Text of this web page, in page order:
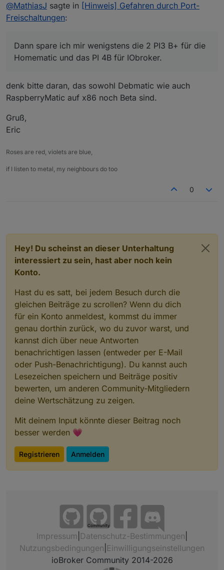
absichern.
Nun habe ich aber pfsense gefunden, den man
als Router aber auch als mächtige Firewall
Erfreulicher weise habe ich mir einen
smartmanaged Switch gekauft.
da ich mir alles im Format rack 19" zugelegt
Ich muß mir nur noch einen leeren 19" Einschub
zulegen, vllt paßt da auch noch IObroker und die
verantwortlich, öffnen Ports und setzen keine
Paßwörter.
Dann wundert man sich, wenn ein Miesling das
Edit:
Der leere Einschub hat sich erledigt.
Bin gerade dabei, alles auf Proxmox umzustellen.
Umstellung auf VLAN und DMZ via OPNsense bleib
jedoch bestehen.
@MathiasJ sagte in [Hinweis] Gefahren durch Port-
Freischaltungen:
Dann spare ich mir wenigstens die 2 PI3 B+ für die
Homematic und das PI 4B für IObroker.
denk bitte daran, das sowohl Debmatic wie auch
RaspberryMatic auf x86 noch Beta sind.
Gruß,
Eric
Roses are red, violets are blue,
if I listen to metal, my neighbours do too
0
Hey! Du scheinst an dieser Unterhaltung
interessiert zu sein, hast aber noch kein
Konto.
Hast du es satt, bei jedem Besuch durch die
gleichen Beiträge zu scrollen? Wenn du dich
für ein Konto anmeldest, kommst du immer
genau dorthin zurück, wo du zuvor warst, und
kannst dich über neue Antworten
benachrichtigen lassen (entweder per E-Mail
oder Push-Benachrichtigung). Du kannst auch
Lesezeichen speichern und Beiträge positiv
bewerten, um anderen Community-Mitgliedern
deine Wertschätzung zu zeigen.
Mit deinem Input könnte dieser Beitrag noch
besser werden 💗
Registrieren Anmelden
Community
Impressum Datenschutz-Bestimmungen
Nutzungsbedingungen Einwilligungseinstellungen
ioBroker Community 2014-2026